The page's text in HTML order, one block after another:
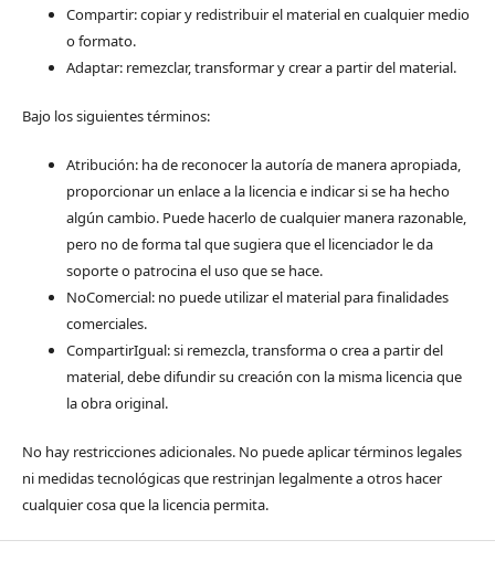
Compartir: copiar y redistribuir el material en cualquier medio
o formato.
Adaptar: remezclar, transformar y crear a partir del material.
Bajo los siguientes términos:
Atribución: ha de reconocer la autoría de manera apropiada,
proporcionar un enlace a la licencia e indicar si se ha hecho
algún cambio. Puede hacerlo de cualquier manera razonable,
pero no de forma tal que sugiera que el licenciador le da
soporte o patrocina el uso que se hace.
NoComercial: no puede utilizar el material para finalidades
comerciales.
CompartirIgual: si remezcla, transforma o crea a partir del
material, debe difundir su creación con la misma licencia que
la obra original.
No hay restricciones adicionales. No puede aplicar términos legales
ni medidas tecnológicas que restrinjan legalmente a otros hacer
cualquier cosa que la licencia permita.